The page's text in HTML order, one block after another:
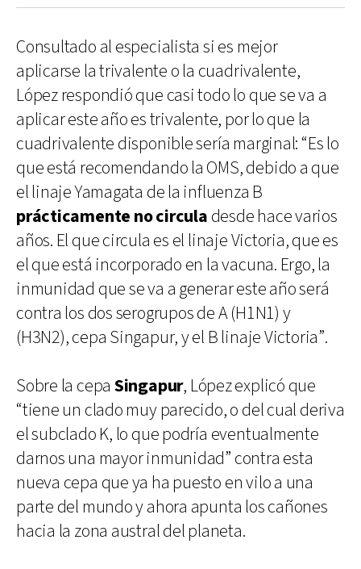
Consultado al especialista si es mejor
aplicarse la trivalente o la cuadrivalente,
López respondió que casi todo lo que se va a
aplicar este año es trivalente, por lo que la
cuadrivalente disponible sería marginal: “Es lo
que está recomendando la OMS, debido a que
el linaje Yamagata de la influenza B
prácticamente no circula desde hace varios
años. El que circula es el linaje Victoria, que es
el que está incorporado en la vacuna. Ergo, la
inmunidad que se va a generar este año será
contra los dos serogrupos de A (H1N1) y
(H3N2), cepa Singapur, y el B linaje Victoria”.
Sobre la cepa Singapur, López explicó que
“tiene un clado muy parecido, o del cual deriva
el subclado K, lo que podría eventualmente
darnos una mayor inmunidad” contra esta
nueva cepa que ya ha puesto en vilo a una
parte del mundo y ahora apunta los cañones
hacia la zona austral del planeta.